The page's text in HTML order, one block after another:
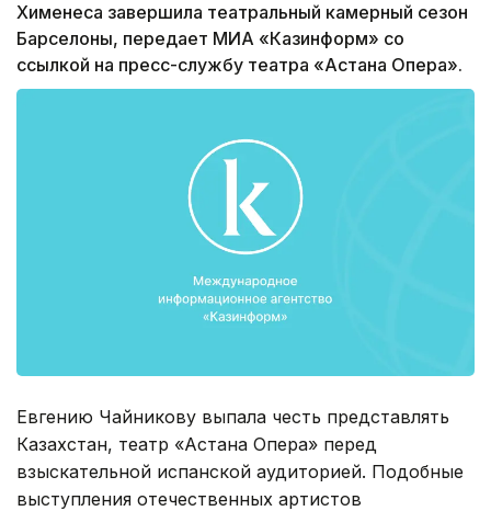
Хименеса завершила театральный камерный сезон
Барселоны, передает МИА «Казинформ» со
ссылкой на пресс-службу театра «Астана Опера».
Евгению Чайникову выпала честь представлять
Казахстан, театр «Астана Опера» перед
взыскательной испанской аудиторией. Подобные
выступления отечественных артистов